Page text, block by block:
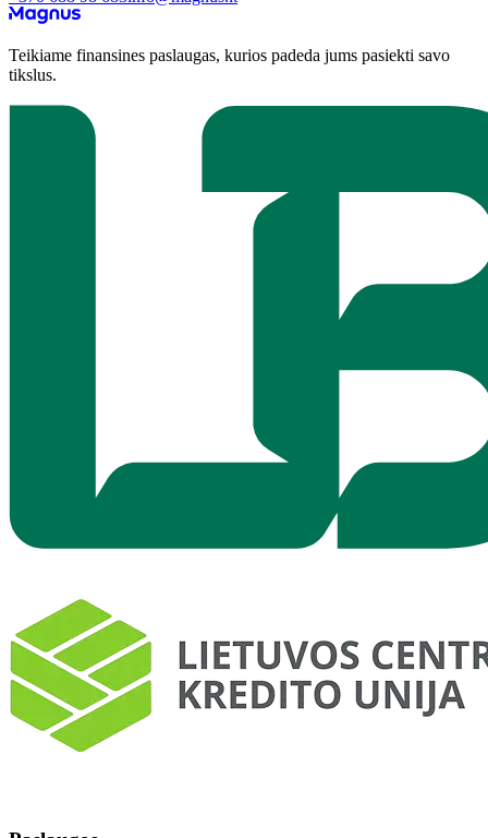
Teikiame finansines paslaugas, kurios padeda jums pasiekti savo
tikslus.